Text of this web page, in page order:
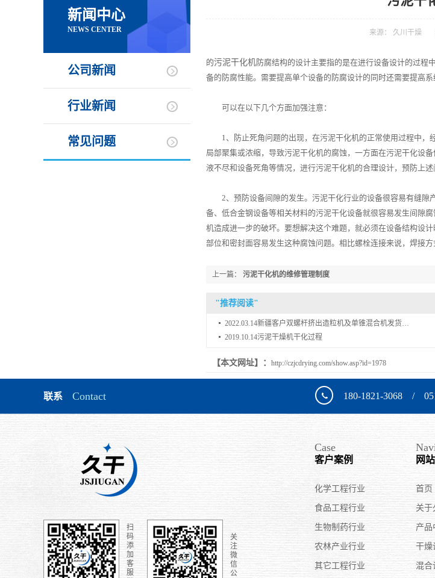
来源： 久川干燥
的污泥干化机防腐结构的设计主要指的是在进行设备设计的过程
备的防腐性能。需要提高单个设备的防腐设计的同时还需要提高
可以在以下几个方面加强注意：
1、防止死角问题的出现，在污泥干化机的正常使用过程中，
局部聚集或浓缩，导致污泥干化机的腐蚀，一方面在污泥干化设
液不尽和设备死角等情况，进行污泥干化机的合理设计，预防上述
2、预防设备间隙的发生。污泥干化行业的设备很容易有缝隙
备、低合金钢设备等相关材料的污泥干化设备就很容易发生间隙
机造成进一步的破坏。要想解决这个难题，就必须在设备结构设
部位和密封面容易发生这种腐蚀问题。相比螺栓连接来说，焊接方
上一篇： 污泥干化机的维修管理制度
"推荐阅读"
2022.03.14新疆客户双螺杆挤出造粒机及单锥混合机发货…
2019.10.14污泥干燥机干化过程
【本文网址】： http://czjcdrying.com/show.asp?id=1978
新闻中心
NEWS CENTER
公司新闻
行业新闻
常见问题
联系 Contact 180-1821-3068 /
Case
客户案例
化学工程行业
食品工程行业
生物制药行业
农林产业行业
其它工程行业
网
首页
关于
产品
干燥
混合
扫
码
添
加
客
服
关
注
微
信
公